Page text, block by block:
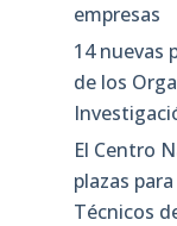
empresas
14 nuevas
de los
El Centro
plazas
Técnicos